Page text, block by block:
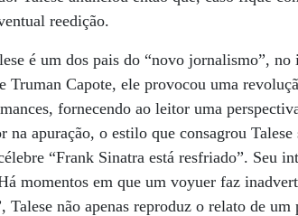
reedição.
é um dos pais do “novo jornalismo”, no
Capote, ele provocou uma
fornecendo ao leitor uma
apuração, o estilo que consagrou Talese
“Frank Sinatra está resfriado”. Seu
momentos em que um voyuer faz
não apenas reproduz o relato de um